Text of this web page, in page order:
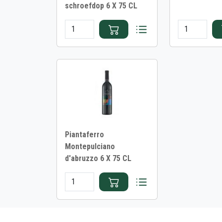
schroefdop 6 X 75 CL
Piantaferro
Montepulciano
d'abruzzo 6 X 75 CL